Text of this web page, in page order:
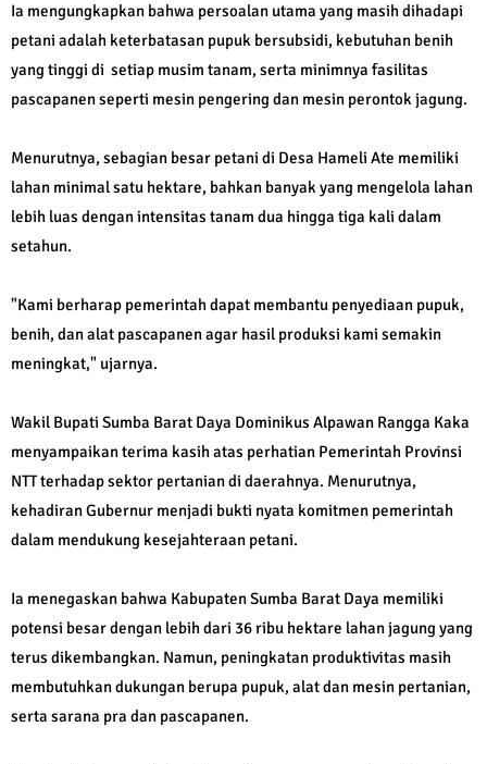
Ia mengungkapkan bahwa persoalan utama yang masih dihadapi
petani adalah keterbatasan pupuk bersubsidi, kebutuhan benih
yang tinggi di setiap musim tanam, serta minimnya fasilitas
pascapanen seperti mesin pengering dan mesin perontok jagung.
Menurutnya, sebagian besar petani di Desa Hameli Ate memiliki
lahan minimal satu hektare, bahkan banyak yang mengelola lahan
lebih luas dengan intensitas tanam dua hingga tiga kali dalam
setahun.
"Kami berharap pemerintah dapat membantu penyediaan pupuk,
benih, dan alat pascapanen agar hasil produksi kami semakin
meningkat," ujarnya.
Wakil Bupati Sumba Barat Daya Dominikus Alpawan Rangga Kaka
menyampaikan terima kasih atas perhatian Pemerintah Provinsi
NTT terhadap sektor pertanian di daerahnya. Menurutnya,
kehadiran Gubernur menjadi bukti nyata komitmen pemerintah
dalam mendukung kesejahteraan petani.
Ia menegaskan bahwa Kabupaten Sumba Barat Daya memiliki
potensi besar dengan lebih dari 36 ribu hektare lahan jagung yang
terus dikembangkan. Namun, peningkatan produktivitas masih
membutuhkan dukungan berupa pupuk, alat dan mesin pertanian,
serta sarana pra dan pascapanen.